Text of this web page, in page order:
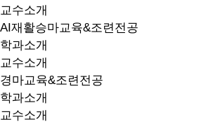
교수소개
AI재활승마교육&조련전공
학과소개
교수소개
경마교육&조련전공
학과소개
교수소개